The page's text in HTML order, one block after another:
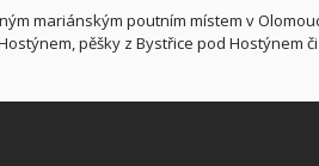
mariánským poutním místem v
pěšky z Bystřice pod Hostýnem